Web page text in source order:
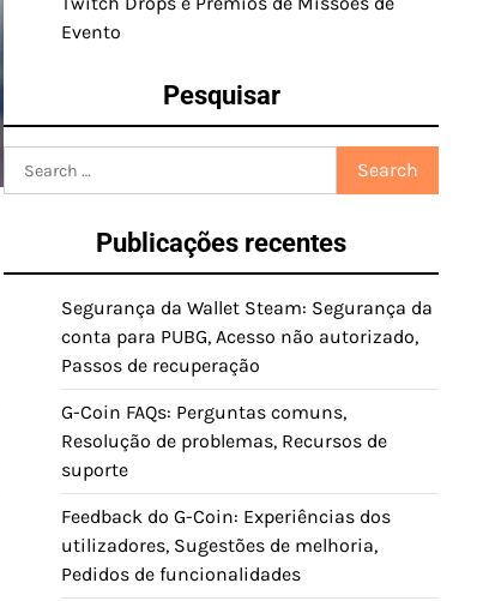
Evento
Pesquisar
for:
Publicações recentes
Segurança da Wallet Steam: Segurança da
conta para PUBG, Acesso não autorizado,
Passos de recuperação
G-Coin FAQs: Perguntas comuns,
Resolução de problemas, Recursos de
suporte
Feedback do G-Coin: Experiências dos
utilizadores, Sugestões de melhoria,
Pedidos de funcionalidades